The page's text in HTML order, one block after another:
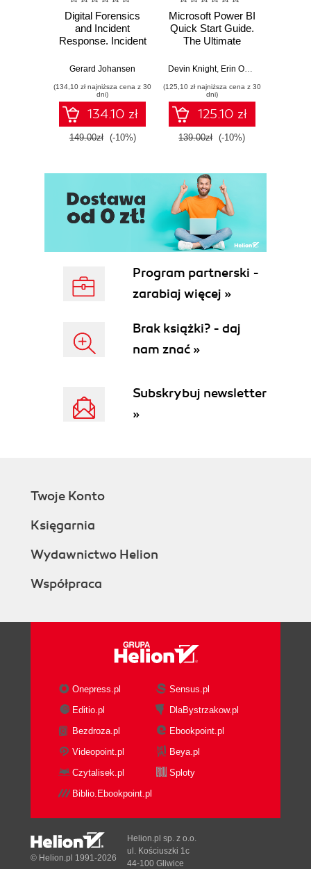
Digital Forensics
and Incident
Response. Incident
and techniques for
threat response -
Fourth Edition
Gerard Johansen
(134,10 zł najniższa cena z 30
dni)
134.10 zł
149.00zł (-10%)
Microsoft Power BI
Quick Start Guide.
The Ultimate
to Power BI, Data
Tools, and
Microsoft Fabric -
Fourth Edition
Devin Knight, Erin Ostrowsky
(125,10 zł najniższa cena z 30
dni)
125.10 zł
139.00zł (-10%)
Program partnerski -
zarabiaj więcej »
Brak książki? - daj
nam znać »
Subskrybuj newsletter
»
Twoje Konto
Księgarnia
Wydawnictwo Helion
Współpraca
Onepress.pl
Sensus.pl
Editio.pl
DlaBystrzakow.pl
Bezdroza.pl
Ebookpoint.pl
Videopoint.pl
Beya.pl
Czytalisek.pl
Sploty
Biblio.Ebookpoint.pl
© Helion.pl 1991-2026
Helion.pl sp. z o.o.
ul. Kościuszki 1c
44-100 Gliwice